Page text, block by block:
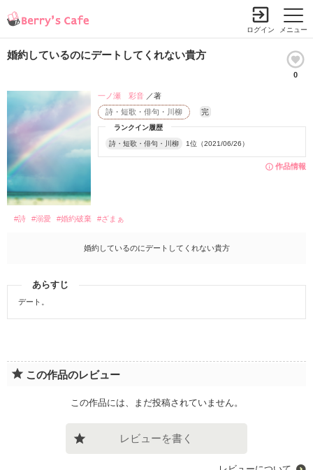
メニュー
ログイン
婚約しているのにデートしてくれない貴方
0
作品情報
ランクイン履歴
詩・短歌・俳句・川柳 1位（2021/06/26）
詩・短歌・俳句・川柳 完
一ノ瀬 彩音 ／著
#詩 #溺愛 #婚約破棄 #ざまぁ
婚約しているのにデートしてくれない貴方
あらすじ
デート。
この作品のレビュー
この作品には、まだ投稿されていません。
レビューを書く